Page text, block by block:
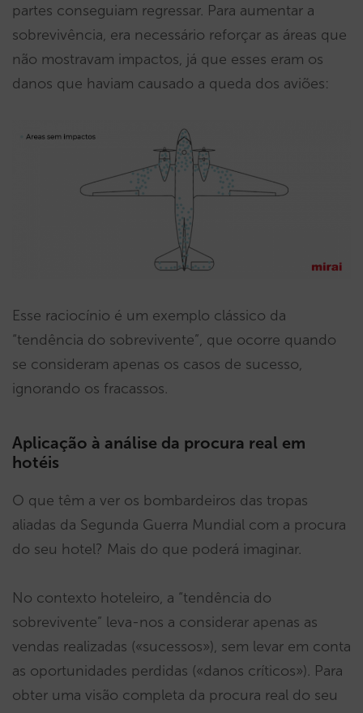
partes conseguiam regressar. Para aumentar a
sobrevivência, era necessário reforçar as áreas que
não mostravam impactos, já que esses eram os
danos que haviam causado a queda dos aviões:
Esse raciocínio é um exemplo clássico da
“tendência do sobrevivente”, que ocorre quando
se consideram apenas os casos de sucesso,
ignorando os fracassos.
Aplicação à análise da procura real em
hotéis
O que têm a ver os bombardeiros das tropas
aliadas da Segunda Guerra Mundial com a procura
do seu hotel? Mais do que poderá imaginar.
No contexto hoteleiro, a “tendência do
sobrevivente” leva-nos a considerar apenas as
vendas realizadas («sucessos»), sem levar em conta
as oportunidades perdidas («danos críticos»). Para
obter uma visão completa da procura real do seu